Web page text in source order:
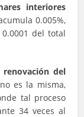
interiores
0.005%,
del total
renovación del
es la misma,
tal proceso
34 veces al